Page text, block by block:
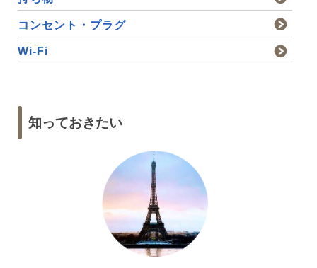
コンセント・プラグ
Wi-Fi
知っておきたい